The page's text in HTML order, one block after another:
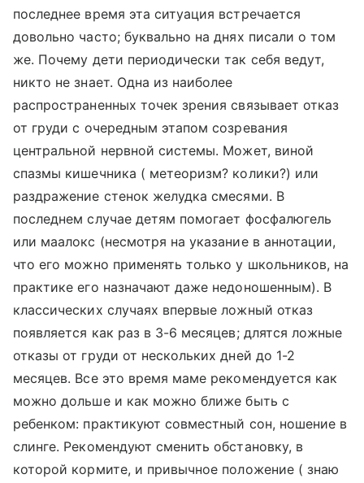
последнее время эта ситуация встречается
довольно часто; буквально на днях писали о том
же. Почему дети периодически так себя ведут,
никто не знает. Одна из наиболее
распространенных точек зрения связывает отказ
от груди с очередным этапом созревания
центральной нервной системы. Может, виной
спазмы кишечника ( метеоризм? колики?) или
раздражение стенок желудка смесями. В
последнем случае детям помогает фосфалюгель
или маалокс (несмотря на указание в аннотации,
что его можно применять только у школьников, на
практике его назначают даже недоношенным). В
классических случаях впервые ложный отказ
появляется как раз в 3-6 месяцев; длятся ложные
отказы от груди от нескольких дней до 1-2
месяцев. Все это время маме рекомендуется как
можно дольше и как можно ближе быть с
ребенком: практикуют совместный сон, ношение в
слинге. Рекомендуют сменить обстановку, в
которой кормите, и привычное положение ( знаю